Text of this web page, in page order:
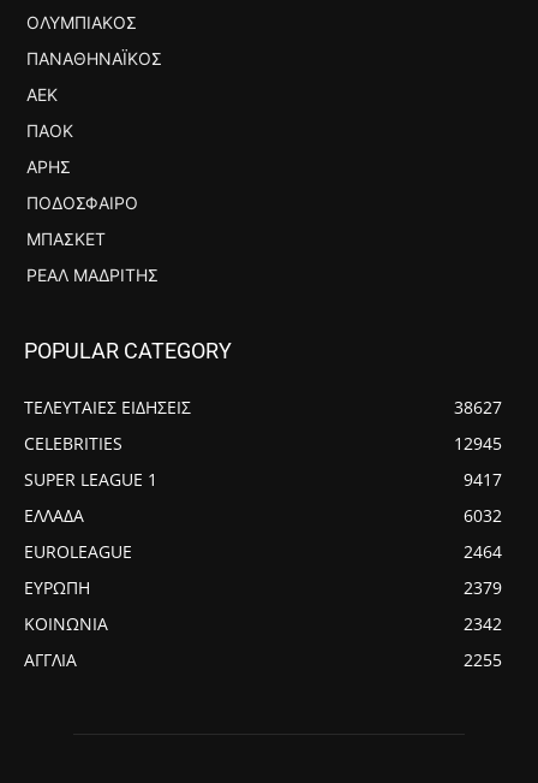
ΟΛΥΜΠΙΑΚΌΣ
ΠΑΝΑΘΗΝΑΪΚΌΣ
ΑΕΚ
ΠΑΟΚ
ΆΡΗΣ
ΠΟΔΌΣΦΑΙΡΟ
ΜΠΆΣΚΕΤ
ΡΕΆΛ ΜΑΔΡΊΤΗΣ
POPULAR CATEGORY
ΤΕΛΕΥΤΑΙΕΣ ΕΙΔΗΣΕΙΣ
38627
CELEBRITIES
12945
SUPER LEAGUE 1
9417
ΕΛΛΑΔΑ
6032
EUROLEAGUE
2464
ΕΥΡΩΠΗ
2379
ΚΟΙΝΩΝΙΑ
2342
ΑΓΓΛΙΑ
2255